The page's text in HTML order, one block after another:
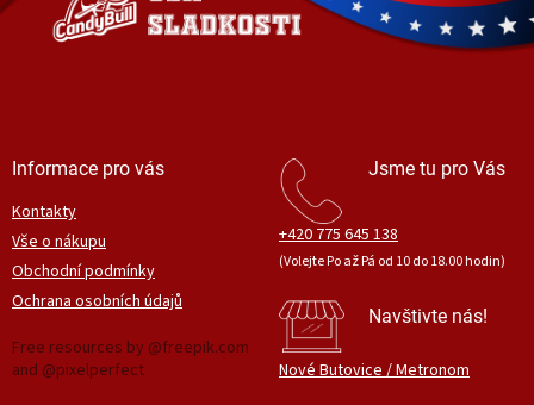
í
Informace pro vás
Kontakty
Vše o nákupu
Obchodní podmínky
Ochrana osobních údajů
Free resources by @freepik.com
and @pixelperfect
Jsme tu pro Vás
+420 775 645 138
(Volejte Po až Pá od 10 do 18.00 hodin)
Navštivte nás!
Nové Butovice / Metronom